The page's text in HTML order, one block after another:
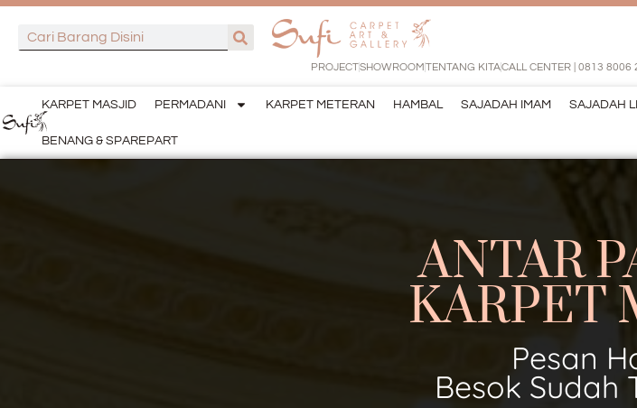
PROJECTSHOWROOMTENTANG KITACALL CENTER | 0813 8006
KARPET MASJID PERMADANI KARPET METERAN HAMBAL SAJADAH IMAM SAJADAH
BENANG & SPAREPART
ANTAR
KARPET
Pesan
Besok Sudah